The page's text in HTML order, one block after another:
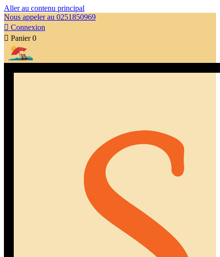
Aller au contenu principal
Nous appeler au 0251850969
 Connexion
 Panier 0